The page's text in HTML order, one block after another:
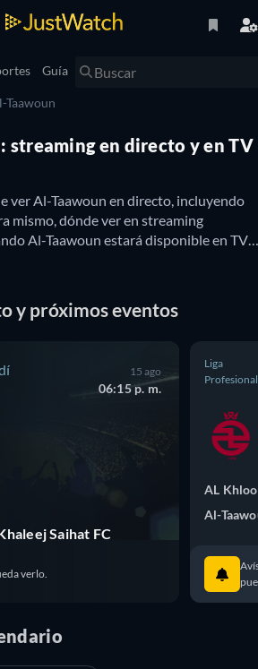
Guía
Taawoun
streaming en directo y en TV
ver Al-Taawoun en directo, incluyendo
mismo, dónde ver en streaming
Al-Taawoun estará disponible en TV.
si existen opciones para ver Al-
y próximos eventos
15 ago
06:15 p. m.
Saihat FC
verlo.
Liga
Profesional
AL
Al-